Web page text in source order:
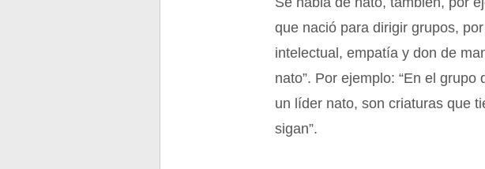
que nació para dirigir grupos,
intelectual, empatía y don de
nato”. Por ejemplo: “En el
un líder nato, son criaturas que
sigan”.